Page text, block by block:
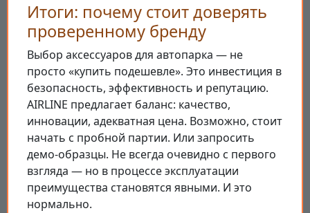
Итоги: почему стоит доверять
проверенному бренду
Выбор аксессуаров для автопарка — не
просто «купить подешевле». Это инвестиция в
безопасность, эффективность и репутацию.
AIRLINE предлагает баланс: качество,
инновации, адекватная цена. Возможно, стоит
начать с пробной партии. Или запросить
демо-образцы. Не всегда очевидно с первого
взгляда — но в процессе эксплуатации
преимущества становятся явными. И это
нормально.